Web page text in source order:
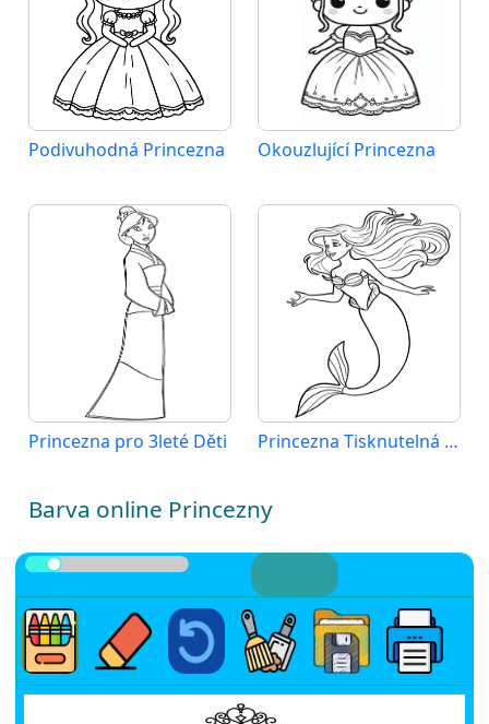
Podivuhodná Princezna Okouzlující Princezna
Princezna pro 3leté Děti Princezna Tisknutelná pro Děti
Barva online Princezny